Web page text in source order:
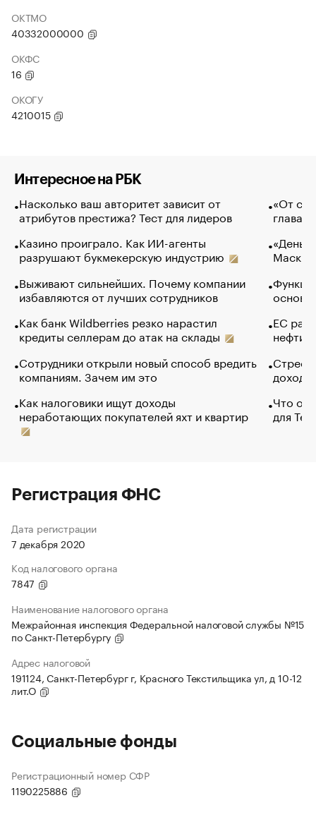
ОКТМО
40332000000
ОКФС
16
ОКОГУ
4210015
Интересное на РБК
Насколько ваш авторитет зависит от
атрибутов престижа? Тест для лидеров
Казино проиграло. Как ИИ-агенты
разрушают букмекерскую индустрию
Выживают сильнейших. Почему компании
избавляются от лучших сотрудников
Как банк Wildberries резко нарастил
кредиты селлерам до атак на склады
Сотрудники открыли новый способ вредить
компаниям. Зачем им это
Как налоговики ищут доходы
неработающих покупателей яхт и квартир
«От
глава
Маск в
основ
ЕС
нефти
Что
для
Регистрация ФНС
Дата регистрации
7 декабря 2020
Код налогового органа
7847
Наименование налогового органа
Межрайонная инспекция Федеральной налоговой службы №15
по Санкт-Петербургу
Адрес налоговой
191124, Санкт-Петербург г, Красного Текстильщика ул, д 10-12
лит.О
Социальные фонды
Регистрационный номер СФР
1190225886